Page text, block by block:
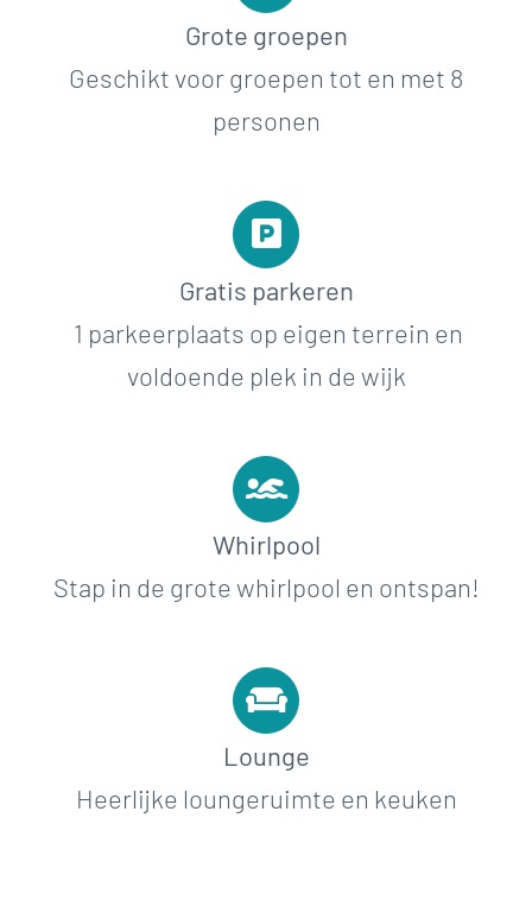
Grote groepen
Geschikt voor groepen tot en met 8
personen
Gratis parkeren
1 parkeerplaats op eigen terrein en
voldoende plek in de wijk
Whirlpool
Stap in de grote whirlpool en ontspan!
Lounge
Heerlijke loungeruimte en keuken